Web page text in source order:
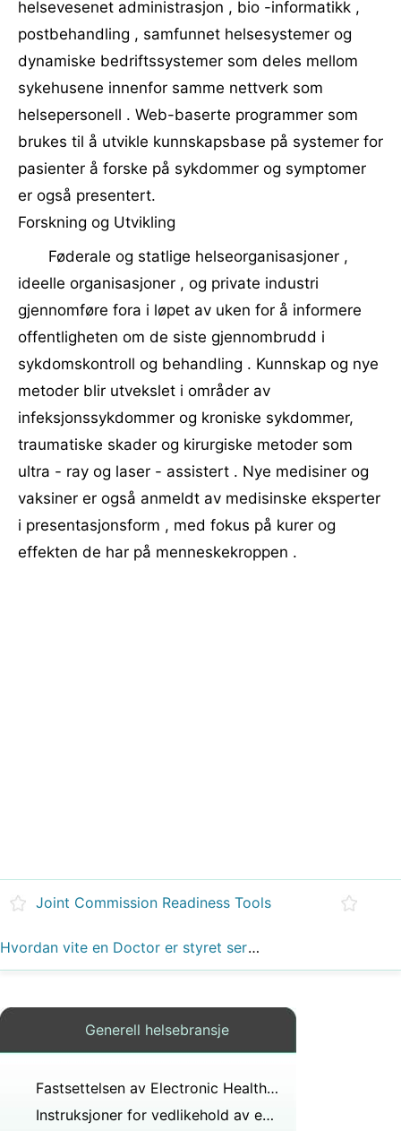
helsevesenet administrasjon , bio -informatikk ,
postbehandling , samfunnet helsesystemer og
dynamiske bedriftssystemer som deles mellom
sykehusene innenfor samme nettverk som
helsepersonell . Web-baserte programmer som
brukes til å utvikle kunnskapsbase på systemer for
pasienter å forske på sykdommer og symptomer
er også presentert.
Forskning og Utvikling
Føderale og statlige helseorganisasjoner ,
ideelle organisasjoner , og private industri
gjennomføre fora i løpet av uken for å informere
offentligheten om de siste gjennombrudd i
sykdomskontroll og behandling . Kunnskap og nye
metoder blir utvekslet i områder av
infeksjonssykdommer og kroniske sykdommer,
traumatiske skader og kirurgiske metoder som
ultra - ray og laser - assistert . Nye medisiner og
vaksiner er også anmeldt av medisinske eksperter
i presentasjonsform , med fokus på kurer og
effekten de har på menneskekroppen .
Joint Commission Readiness Tools
Hvordan vite en Doctor er styret sertifisert
Generell helsebransje
Fastsettelsen av Electronic Health Information Systems
Instruksjoner for vedlikehold av en sphygmomanometer